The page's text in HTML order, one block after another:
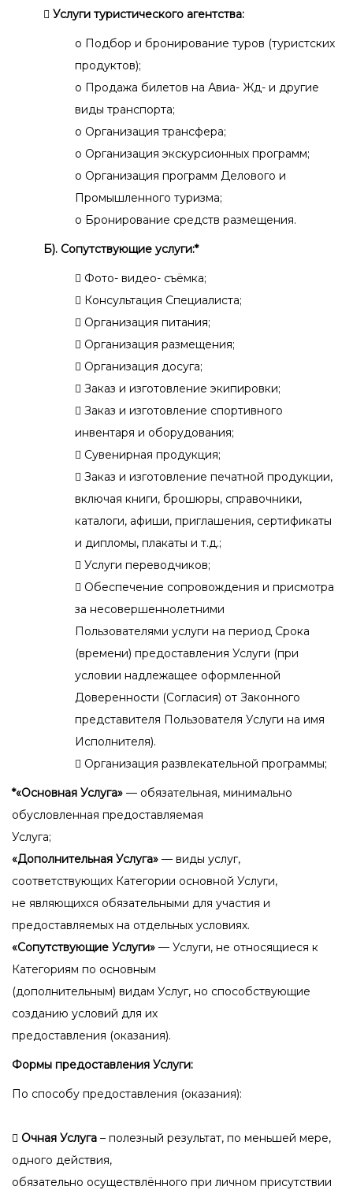
 Услуги туристического агентства:
o Подбор и бронирование туров (туристских
продуктов);
o Продажа билетов на Авиа- Жд- и другие
виды транспорта;
o Организация трансфера;
o Организация экскурсионных программ;
o Организация программ Делового и
Промышленного туризма;
o Бронирование средств размещения.
Б). Сопутствующие услуги:*
 Фото- видео- съёмка;
 Консультация Специалиста;
 Организация питания;
 Организация размещения;
 Организация досуга;
 Заказ и изготовление экипировки;
 Заказ и изготовление спортивного
инвентаря и оборудования;
 Сувенирная продукция;
 Заказ и изготовление печатной продукции,
включая книги, брошюры, справочники,
каталоги, афиши, приглашения, сертификаты
и дипломы, плакаты и т.д.;
 Услуги переводчиков;
 Обеспечение сопровождения и присмотра
за несовершеннолетними
Пользователями услуги на период Срока
(времени) предоставления Услуги (при
условии надлежащее оформленной
Доверенности (Согласия) от Законного
представителя Пользователя Услуги на имя
Исполнителя).
 Организация развлекательной программы;
*«Основная Услуга» — обязательная, минимально
обусловленная предоставляемая
Услуга;
«Дополнительная Услуга» — виды услуг,
соответствующих Категории основной Услуги,
не являющихся обязательными для участия и
предоставляемых на отдельных условиях.
«Сопутствующие Услуги» — Услуги, не относящиеся к
Категориям по основным
(дополнительным) видам Услуг, но способствующие
созданию условий для их
предоставления (оказания).
Формы предоставления Услуги:
По способу предоставления (оказания):
 Очная Услуга – полезный результат, по меньшей мере,
одного действия,
обязательно осуществлённого при личном присутствии